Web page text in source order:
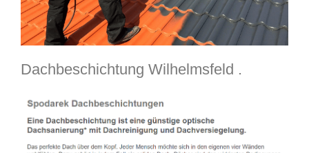
Dachbeschichtung Wilhelmsfeld .